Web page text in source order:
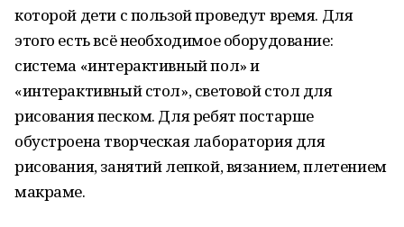
которой дети с пользой проведут время. Для
этого есть всё необходимое оборудование:
система «интерактивный пол» и
«интерактивный стол», световой стол для
рисования песком. Для ребят постарше
обустроена творческая лаборатория для
рисования, занятий лепкой, вязанием, плетением
макраме.